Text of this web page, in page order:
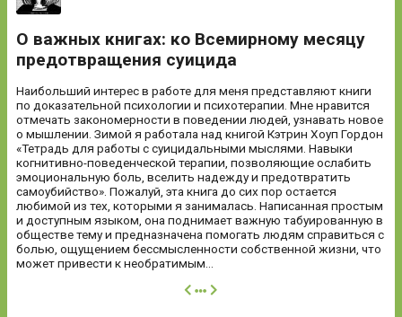
О важных книгах: ко Всемирному месяцу
предотвращения суицида
Наибольший интерес в работе для меня представляют книги
по доказательной психологии и психотерапии. Мне нравится
отмечать закономерности в поведении людей, узнавать новое
о мышлении. Зимой я работала над книгой Кэтрин Хоуп Гордон
«Тетрадь для работы с суицидальными мыслями. Навыки
когнитивно-поведенческой терапии, позволяющие ослабить
эмоциональную боль, вселить надежду и предотвратить
самоубийство». Пожалуй, эта книга до сих пор остается
любимой из тех, которыми я занималась. Написанная простым
и доступным языком, она поднимает важную табуированную в
обществе тему и предназначена помогать людям справиться с
болью, ощущением бессмысленности собственной жизни, что
может привести к необратимым...
далее